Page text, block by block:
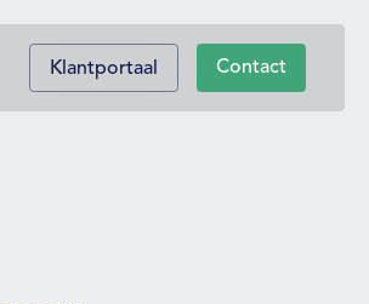
Klantportaal Contact